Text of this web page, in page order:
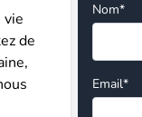
vie
de
Nom*
Email*